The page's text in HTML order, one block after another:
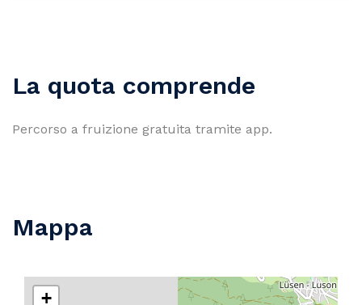
La quota comprende
Percorso a fruizione gratuita tramite app.
Mappa
+